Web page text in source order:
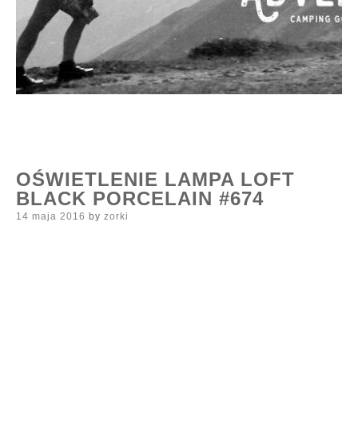
OŚWIETLENIE LAMPA LOFT
BLACK PORCELAIN #674
Posted
14 maja 2016 by zorki